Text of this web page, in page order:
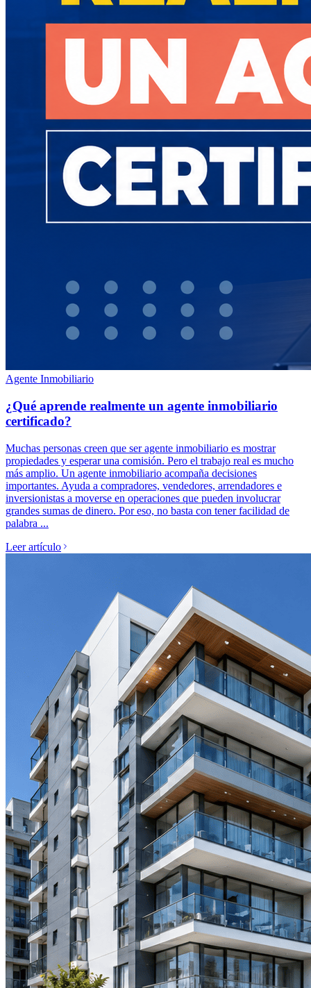
Agente Inmobiliario
¿Qué aprende realmente un agente inmobiliario
certificado?
Muchas personas creen que ser agente inmobiliario es mostrar
propiedades y esperar una comisión. Pero el trabajo real es mucho
más amplio. Un agente inmobiliario acompaña decisiones
importantes. Ayuda a compradores, vendedores, arrendadores e
inversionistas a moverse en operaciones que pueden involucrar
grandes sumas de dinero. Por eso, no basta con tener facilidad de
palabra ...
Leer artículo